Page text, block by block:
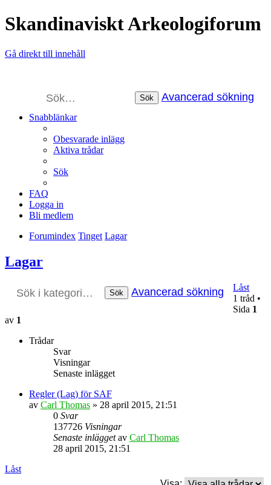
Skandinaviskt Arkeologiforum
Gå direkt till innehåll
Sök Avancerad sökning
Snabblänkar
Obesvarade inlägg
Aktiva trådar
Sök
FAQ
Logga in
Bli medlem
Forumindex Tinget Lagar
Lagar
Låst
Sök Avancerad sökning
1 tråd •
Sida 1
av 1
Trådar
Svar
Visningar
Senaste inlägget
Regler (Lag) för SAF
av Carl Thomas » 28 april 2015, 21:51
0 Svar
137726 Visningar
Senaste inläggetav Carl Thomas
28 april 2015, 21:51
Låst